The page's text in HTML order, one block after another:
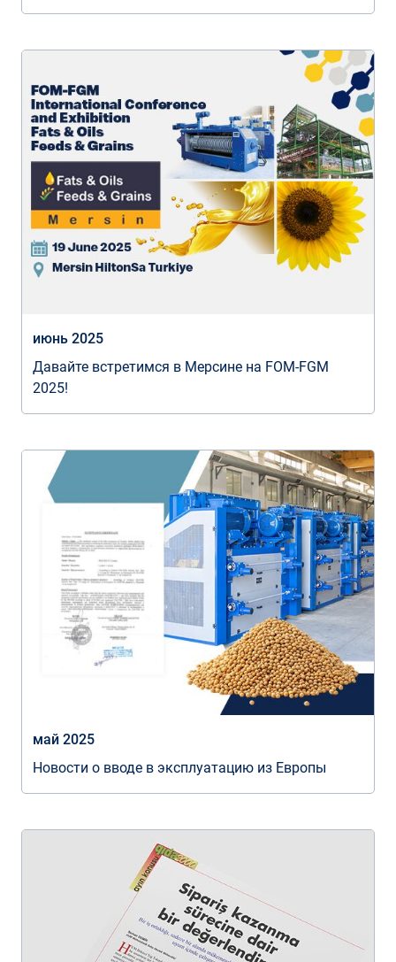
июнь 2025
Давайте встретимся в Мерсине на FOM-FGM
2025!
май 2025
Новости о вводе в эксплуатацию из Европы